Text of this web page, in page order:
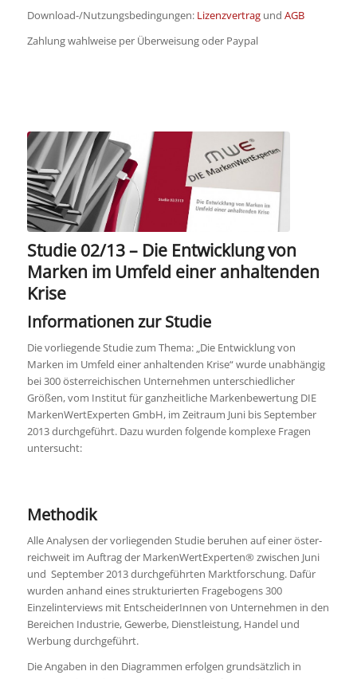
Download-/Nutzungsbedingungen: Lizenzvertragund AGB
Zahlung wahlweise per Überweisung oder Paypal
Studie 02/13 – Die Entwicklung von
Marken im Umfeld einer anhaltenden
Krise
Informationen zur Studie
Die vorliegende Studie zum Thema: „Die Entwicklung von
Marken im Umfeld einer anhaltenden Krise“ wurde unabhängig
bei 300 österreichischen Unternehmen unterschiedlicher
Größen, vom Institut für ganzheitliche Markenbewertung DIE
MarkenWertExperten GmbH, im Zeitraum Juni bis September
2013 durchgeführt. Dazu wurden folgende komplexe Fragen
untersucht:
Methodik
Alle Analysen der vorliegenden Studie beruhen auf einer öster­­
reich­weit im Auftrag der MarkenWertExperten® zwischen Juni
und September 2013 durchgeführten Marktforschung. Dafür
wurden anhand eines strukturier­ten Fragebogens 300
Einzelinterviews mit EntscheiderInnen von Unternehmen in den
Bereichen Industrie, Gewerbe, Dienstleistung, Handel und
Werbung durchgeführt.
Die Angaben in den Diagrammen erfolgen grundsätzlich in